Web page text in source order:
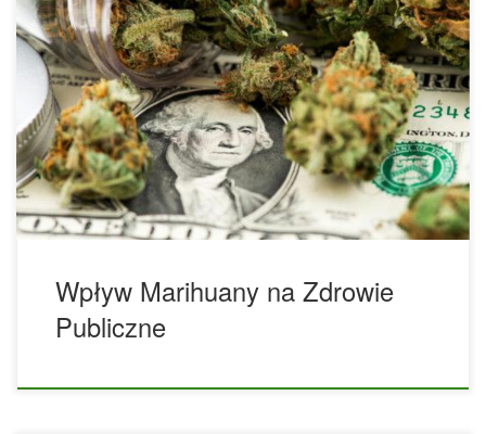
Oto, co naukowcy wiedzą do tej pory o wpływie legalizacji
marihuany na zdrowie publiczne. Przeciwnicy przepisów
dotyczących medycznej i rekreacyjnej marihuany często
wyrażają obawy co do wpływu substancji na zdrowie
publiczne, twierdząc, że taka polityka doprowadzi do
wzrostu zaburzeń związanych z używaniem konopi
indyjskich i używania innych potencjalnie szkodliwych
substancji.Jednak nowy przegląd wykazał, że chociaż
używanie marihuany wzrasta wśród dorosłych […]
Wpływ Marihuany na Zdrowie
Publiczne